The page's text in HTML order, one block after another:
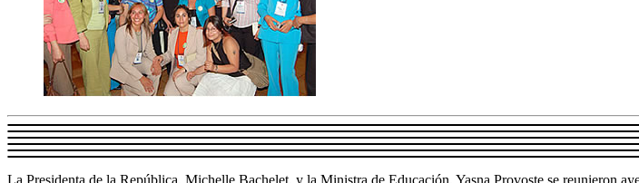
La Presidenta de la República, Michelle Bachelet, y la Ministra de Educación, Yasna Provoste se reunieron